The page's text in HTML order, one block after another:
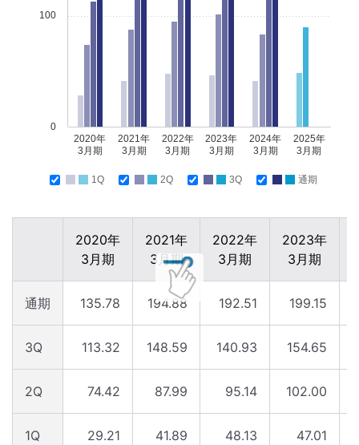
2020年
3月期
2021年
3月期
2022年
3月期
2023年
3月期
2024年
3月期
2025年
3月期
0
100
1Q 2Q 3Q 通期
2020年
3月期
2021年
3月期
2022年
3月期
2023年
3月期
通期 135.78 194.88 192.51 199.15
3Q 113.32 148.59 140.93 154.65
2Q 74.42 87.99 95.14 102.00
1Q 29.21 41.89 48.13 47.01